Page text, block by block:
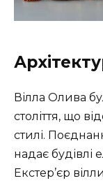
Вілла Олива
століття, що
стилі.
надає будівлі
Екстер’єр